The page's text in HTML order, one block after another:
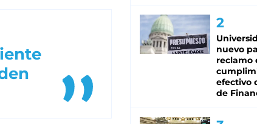
nuevo
reclamo
efectivo
de